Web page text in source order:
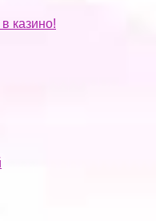
казино!